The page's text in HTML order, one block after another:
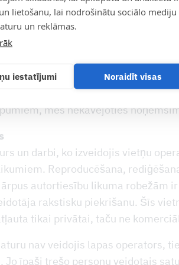
pieejamo vietņu saturs attiecībā uz
tika pārbaudīts saites izveides
netika konstatēts.
saistīto lapu satura kontrole bez
nav pamatota. Ja mūsu
mēs nekavējoties
un darbi, ko izveidojis vietņu
Reproducēšana,
autortiesību likuma robežām
rakstisku piekrišanu. Šīs
tikai privātai, taču ne
nav veidojis lapas operators,
Jo īpaši trešo personu veidotais
lietošanu, lai nodrošinātu sociālo
un reklāmas.
iestatījumi Noraidīt visas